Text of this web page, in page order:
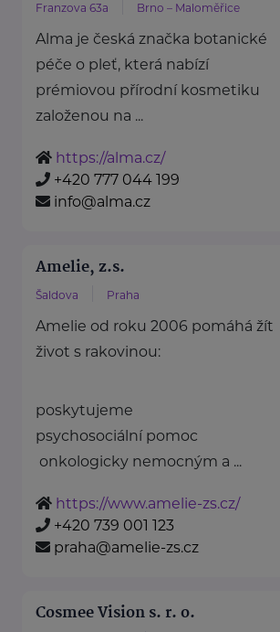
Franzova 63a Brno – Maloměřice
Alma je česká značka botanické
péče o pleť, která nabízí
prémiovou přírodní kosmetiku
založenou na ...
https://alma.cz/
+420 777 044 199
info@alma.cz
Amelie, z.s.
Šaldova Praha
Amelie od roku 2006 pomáhá žít
život s rakovinou:
poskytujeme
psychosociální pomoc
onkologicky nemocným a ...
https://www.amelie-zs.cz/
+420 739 001 123
praha@amelie-zs.cz
Cosmee Vision s. r. o.